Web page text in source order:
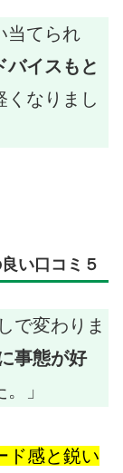
当てられ
バイスもと
くなりまし
い口コミ５
で変わりま
事態が好
」
ド感と鋭い